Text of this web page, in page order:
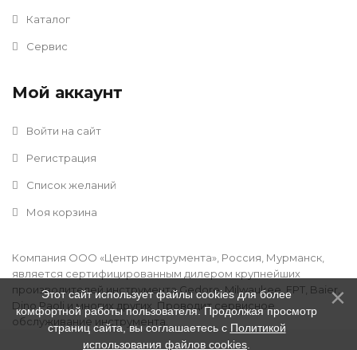
Каталог
Сервис
Мой аккаунт
Войти на сайт
Регистрация
Список желаний
Моя корзина
Компания ООО «Центр инструмента», Россия, Мурманск,
является сертифицированным дилером крупнейших
производителей инструмента Gedore, Milwaukee, FPT, Baier,
Dino Paoli и многих других. Проводит сервисное
обслуживание инструмента.
Этот сайт использует файлы cookies для более
комфортной работы пользователя. Продолжая просмотр
страниц сайта, вы соглашаетесь с Политикой
использования файлов cookies